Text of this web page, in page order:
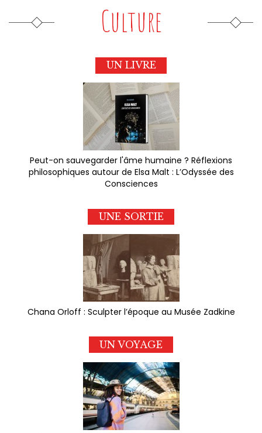
Culture
UN LIVRE
Peut-on sauvegarder l'âme humaine ? Réflexions
philosophiques autour de Elsa Malt : L’Odyssée des
Consciences
UNE SORTIE
Chana Orloff : Sculpter l’époque au Musée Zadkine
UN VOYAGE